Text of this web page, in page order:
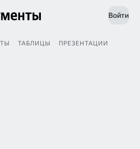
Войти
ТАБЛИЦЫ ПРЕЗЕНТАЦИИ